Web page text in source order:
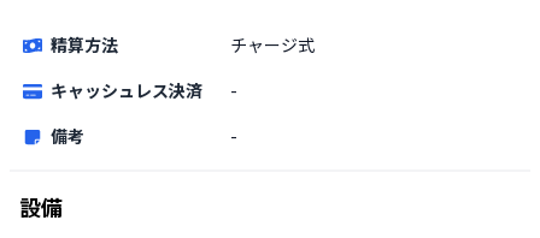
精算方法
チャージ式
キャッシュレス決済
-
備考
-
設備